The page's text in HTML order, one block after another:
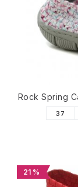
Rock Spring
37
21 %